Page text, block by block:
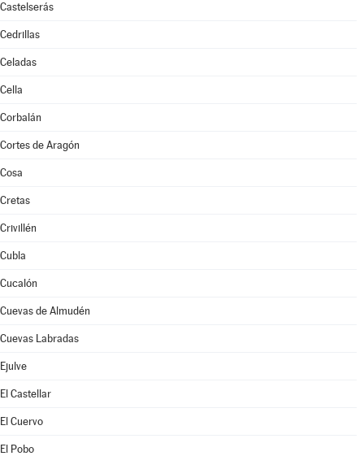
Castelserás
Cedrillas
Celadas
Cella
Corbalán
Cortes de Aragón
Cosa
Cretas
Crivillén
Cubla
Cucalón
Cuevas de Almudén
Cuevas Labradas
Ejulve
El Castellar
El Cuervo
El Pobo